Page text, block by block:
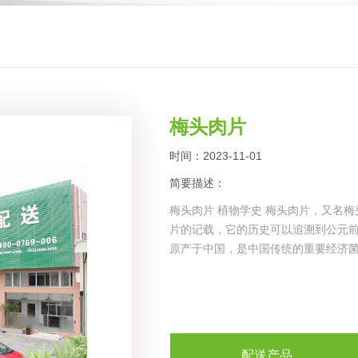
梅头肉片
时间：2023-11-01
简要描述：
梅头肉片 植物学史 梅头肉片，又名
片的记载，它的历史可以追溯到公元
原产于中国，是中国传统的重要经济
配送产品